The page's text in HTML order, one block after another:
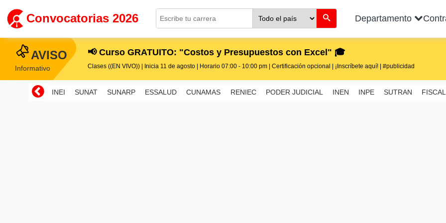
Convocatorias 2026 Departamento
AVISO
Informativo
📢 Curso GRATUITO: "Costos y Presupuestos con Excel" 🎓
Clases ((EN VIVO)) | Inicia 11 de agosto | Horario 07:00 - 10:00 pm | Certificación opcional | ¡Inscríbete aquí! | #publicidad
INEI SUNAT SUNARP ESSALUD CUNAMAS RENIEC PODER JUDICIAL INEN INPE SUTRAN